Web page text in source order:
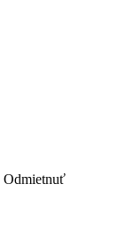
Odmietnuť